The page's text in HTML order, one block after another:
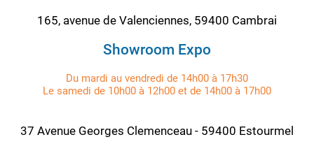
165, avenue de Valenciennes, 59400 Cambrai
Showroom Expo
Du mardi au vendredi de 14h00 à 17h30
Le samedi de 10h00 à 12h00 et de 14h00 à 17h00
37 Avenue Georges Clemenceau - 59400 Estourmel